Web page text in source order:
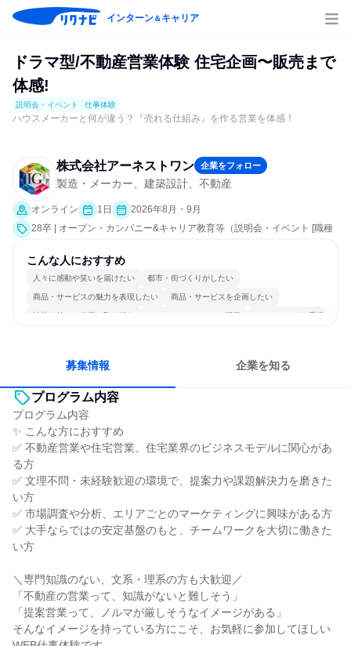
インターン＆キャリア
ドラマ型/不動産営業体験 住宅企画〜販売まで
体感!
説明会・イベント 仕事体験
ハウスメーカーと何が違う？『売れる仕組み』を作る営業を体感！
株式会社アーネストワン 企業をフォロー
製造・メーカー、建築設計、不動産
オンライン 1日
2026年8月・9月
28卒 | オープン・カンパニー&キャリア教育等（説明会・イベント [職種
こんな人におすすめ
人々に感動や笑いを届けたい 都市・街づくりがしたい
商品・サービスの魅力を表現したい 商品・サービスを企画したい
情熱を持って仕事に取り組む コミュニケーションが活発 チームワークを重視
募集情報 企業を知る
プログラム内容
プログラム内容
✨ こんな方におすすめ
✅ 不動産営業や住宅営業、住宅業界のビジネスモデルに関心があ
る方
✅ 文理不問・未経験歓迎の環境で、提案力や課題解決力を磨きた
い方
✅ 市場調査や分析、エリアごとのマーケティングに興味がある方
✅ 大手ならではの安定基盤のもと、チームワークを大切に働きた
い方
＼専門知識のない、文系・理系の方も大歓迎／
「不動産の営業って、知識がないと難しそう」
「提案営業って、ノルマが厳しそうなイメージがある」
そんなイメージを持っている方にこそ、お気軽に参加してほしい